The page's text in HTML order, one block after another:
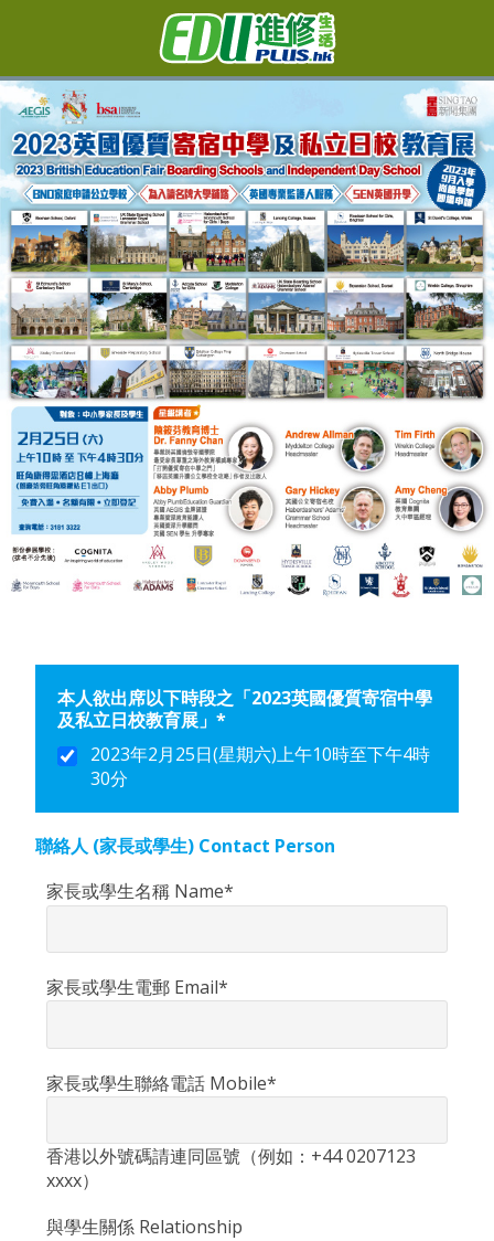
本人欲出席以下時段之「2023英國優質寄宿中學
及私立日校教育展」*
2023年2月25日(星期六)上午10時至下午4時
30分
聯絡人 (家長或學生) Contact Person
家長或學生名稱 Name*
家長或學生電郵 Email*
家長或學生聯絡電話 Mobile*
香港以外號碼請連同區號（例如：+44 0207123
xxxx）
與學生關係 Relationship